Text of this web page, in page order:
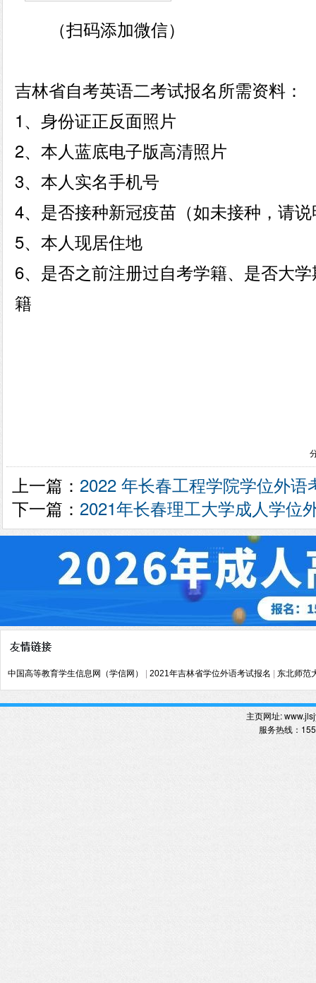
（扫码添加微信）
吉林省自考英语二考试报名所需资料：
1、身份证正反面照片
2、本人蓝底电子版高清照片
3、本人实名手机号
4、是否接种新冠疫苗（如未接种，请
5、本人现居住地
6、是否之前注册过自考学籍、是否大
籍
上一篇： 2022 年长春工程学院学位外语
下一篇： 2021年长春理工大学成人学位
中国高等教育学生信息网（学信网） 2021年吉林省学位外语考试报名 东北师范
主页网址:
服务热线 ：